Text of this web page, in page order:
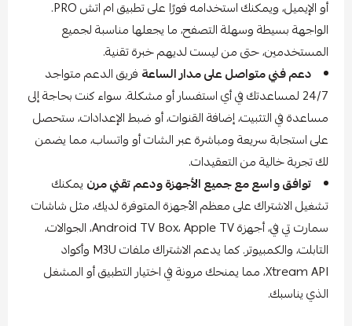
أو الإيميل، ويمكنك استخدامه فورًا على تطبيق ام اتش PRO.
الواجهة بسيطة وسهلة التصفح، ما يجعلها مناسبة لجميع
المستخدمين، حتى من ليست لديهم خبرة تقنية.
دعم فني متواصل على مدار الساعة فريق الدعم متواجد
24/7 لمساعدتك في أي استفسار أو مشكلة. سواء كنت بحاجة إلى
مساعدة في التثبيت، إضافة القنوات، أو ضبط الإعدادات، ستحصل
على استجابة سريعة ومباشرة عبر الشات أو واتساب، مما يضمن
لك تجربة خالية من التعقيدات.
توافق واسع مع جميع الأجهزة ودعم تقني مرن يمكنك
تشغيل الاشتراك على معظم الأجهزة المتوفرة لديك، مثل شاشات
سمارت تي في، أجهزة Android TV Box، Apple TV، الجوالات،
التابلت، والكمبيوتر. كما يدعم الاشتراك ملفات M3U وأكواد
Xtream API، مما يمنحك مرونة في اختيار التطبيق أو المشغل
الذي يناسبك.